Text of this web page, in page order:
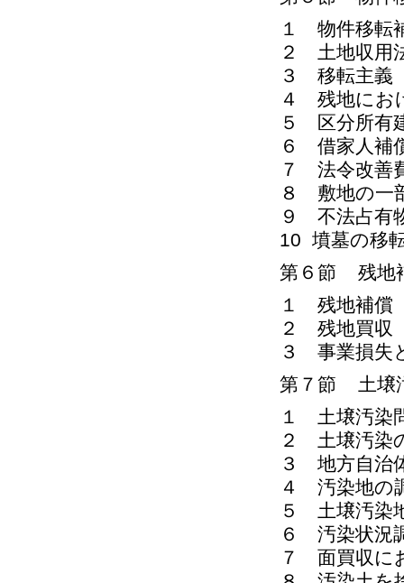
１ 物件移転
２ 土地収用
３ 移転主義
４ 残地にお
５ 区分所有
６ 借家人補
７ 法令改善
８ 敷地の一
９ 不法占有
10 墳墓の移
第６節 残地
１ 残地補償
２ 残地買収
３ 事業損失
第７節 土壌
１ 土壌汚染
２ 土壌汚染
３ 地方自治
４ 汚染地の
５ 土壌汚染
６ 汚染状況
７ 面買収に